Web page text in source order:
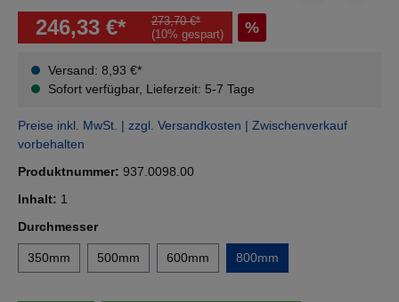
246,33 €* %
273,70 €*
(10% gespart)
Versand: 8,93 €*
Sofort verfügbar, Lieferzeit: 5-7 Tage
Preise inkl. MwSt. | zzgl. Versandkosten | Zwischenverkauf
vorbehalten
Produktnummer: 937.0098.00
Inhalt: 1
Durchmesserauswählen
350mm 500mm 600mm 800mm